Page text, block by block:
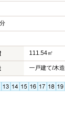
111.54㎡
一戸建て/木造